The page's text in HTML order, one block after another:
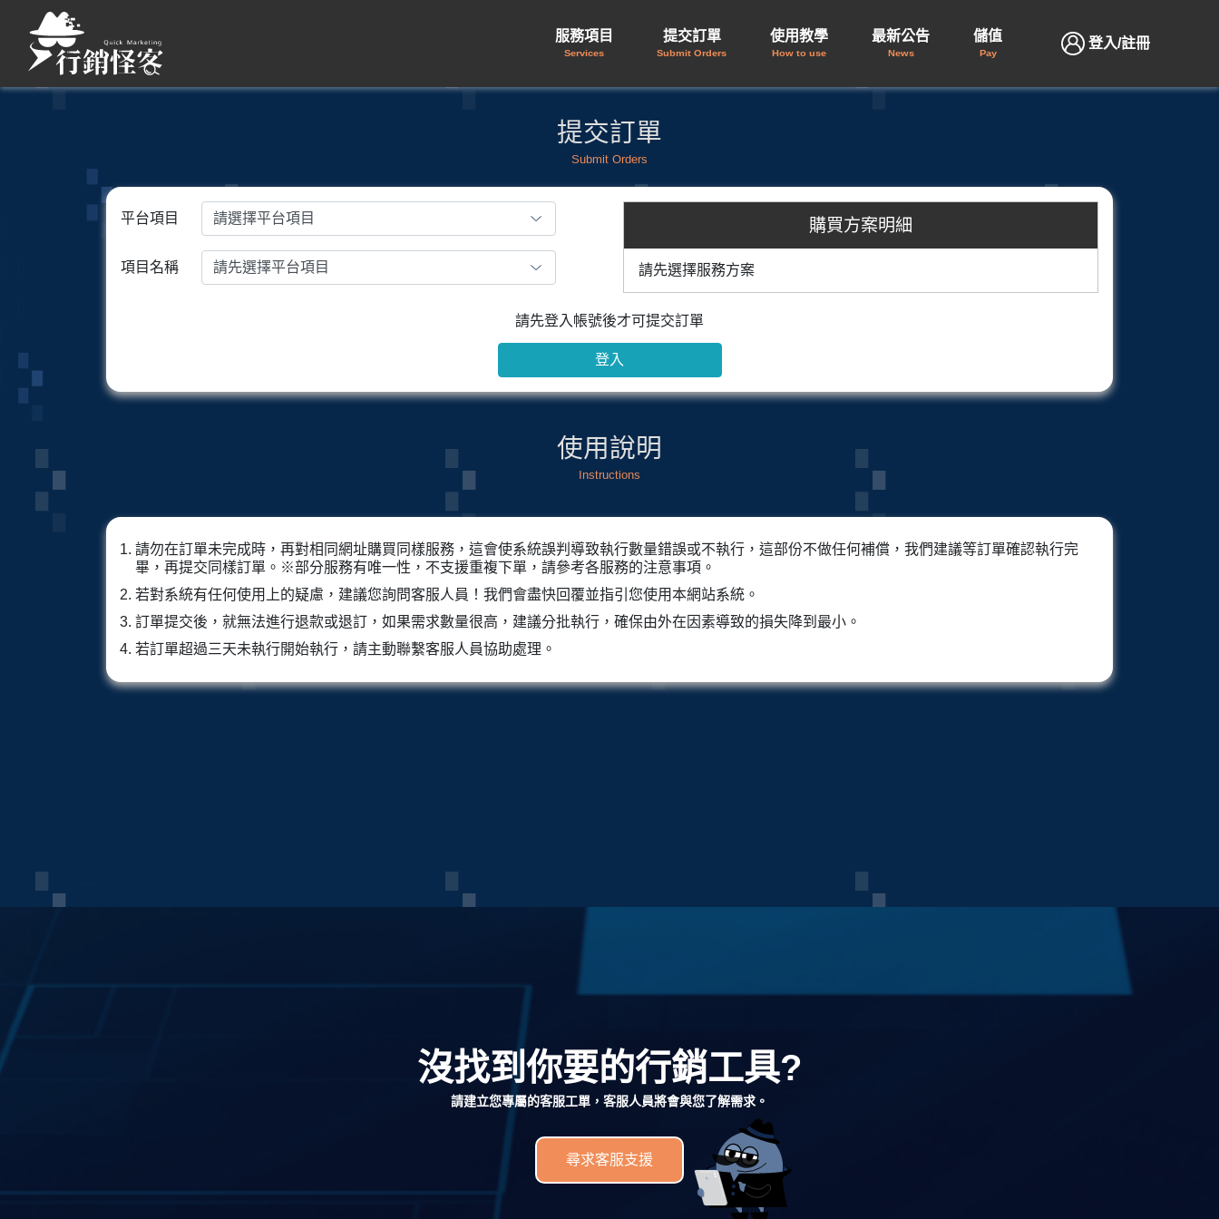
服務項目
Services
提交訂單
Submit Orders
使用教學
How to use
最新公告
News
儲值
Pay
登入/註冊
提交訂單
Submit Orders
平台項目
項目名稱
購買方案明細
請先選擇服務方案
請先登入帳號後才可提交訂單
登入
使用說明
Instructions
請勿在訂單未完成時，再對相同網址購買同樣服務，這會使系統誤判導致執行數量錯誤或不執行，這部份不做任何補償，我們建議等訂單確認執行完
畢，再提交同樣訂單。※部分服務有唯一性，不支援重複下單，請參考各服務的注意事項。
若對系統有任何使用上的疑慮，建議您詢問客服人員！我們會盡快回覆並指引您使用本網站系統。
訂單提交後，就無法進行退款或退訂，如果需求數量很高，建議分批執行，確保由外在因素導致的損失降到最小。
若訂單超過三天未執行開始執行，請主動聯繫客服人員協助處理。
沒找到你要的行銷工具?
請建立您專屬的客服工單，客服人員將會與您了解需求。
尋求客服支援